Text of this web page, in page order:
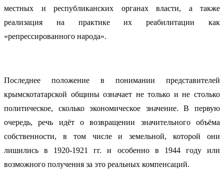
местных и республиканских органах власти, а также
реализация на практике их реабилитации как
«репрессированного народа».
Последнее положение в понимании представителей
крымскотатарской общины означает не только и не столько
политическое, сколько экономическое значение. В первую
очередь, речь идёт о возвращении значительного объёма
собственности, в том числе и земельной, которой они
лишились в 1920-1921 гг. и особенно в 1944 году или
возможного получения за это реальных компенсаций.